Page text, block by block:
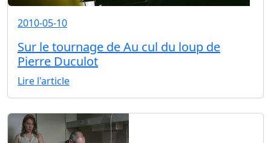
2010-05-10
Sur le tournage de Au cul du loup de
Pierre Duculot
Lire l'article